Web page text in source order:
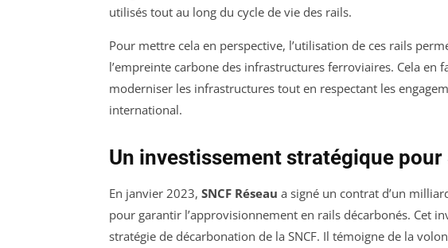
utilisés tout au long du cycle de vie des rails.
Pour mettre cela en perspective, l’utilisation de ces rails
l’empreinte carbone des infrastructures ferroviaires. Cela en
moderniser les infrastructures tout en respectant les
international.
Un investissement stratégique pour
En janvier 2023, SNCF Réseau a signé un contrat d’un
pour garantir l’approvisionnement en rails décarbonés. Cet
stratégie de décarbonation de la SNCF. Il témoigne de la